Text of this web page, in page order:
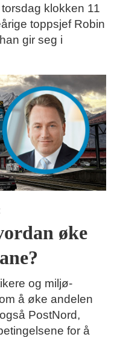
klokken 11
toppsjef Robin
gir seg i
øke
og miljø-
å øke andelen
PostNord,
for å